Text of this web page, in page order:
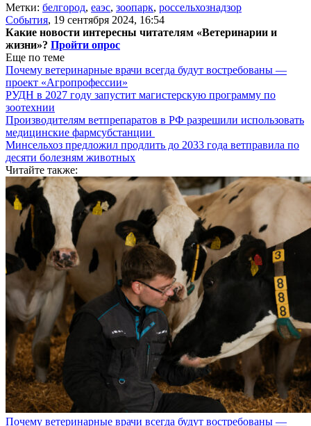
Метки: белгород, еаэс, зоопарк, россельхознадзор
События, 19 сентября 2024, 16:54
Какие новости интересны читателям «Ветеринарии и
жизни»? Пройти опрос
Еще по теме
Почему ветеринарные врачи всегда будут востребованы —
проект «Агропрофессии»
РУДН в 2027 году запустит магистерскую программу по
зоотехнии
Производителям ветпрепаратов в РФ разрешили использовать
медицинские фармсубстанции
Минсельхоз предложил продлить до 2033 года ветправила по
десяти болезням животных
Читайте также:
Почему ветеринарные врачи всегда будут востребованы —